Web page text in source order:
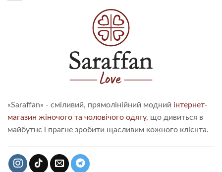
«Saraffan» - сміливий, прямолінійний модний інтернет-
магазин жіночого та чоловічого одягу, що дивиться в
майбутнє і прагне зробити щасливим кожного клієнта.